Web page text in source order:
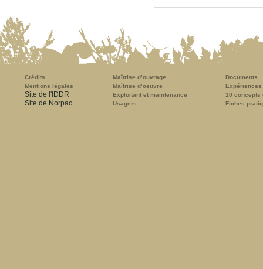
Crédits
Mentions légales
Site de l'IDDR
Site de Norpac
Maîtrise d’ouvrage
Maîtrise d’oeuvre
Exploitant et maintenance
Usagers
Documents
Expériences
10 concepts
Fiches